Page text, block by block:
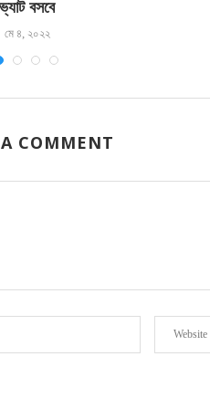
ভ্যাট বসবে
মে ৪, ২০২২
COMMENT